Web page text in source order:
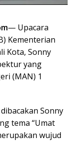
— Upacara
Kementerian
Kota, Sonny
yang
(MAN) 1
Sonny
tema “Umat
wujud